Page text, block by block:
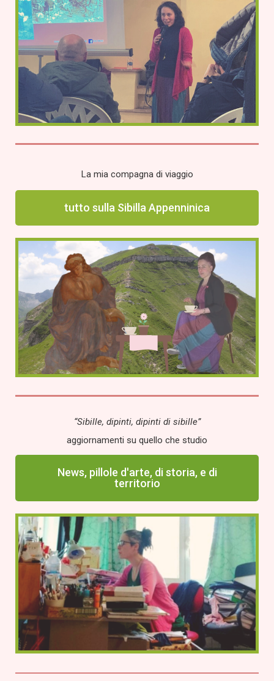
La mia compagna di viaggio
tutto sulla Sibilla Appenninica
“Sibille, dipinti, dipinti di sibille”
aggiornamenti su quello che studio
News, pillole d'arte, di storia, e di
territorio